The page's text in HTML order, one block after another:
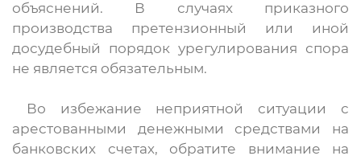
объяснений. В случаях приказного
производства претензионный или иной
досудебный порядок урегулирования спора
не является обязательным.
Во избежание неприятной ситуации с
арестованными денежными средствами на
банковских счетах, обратите внимание на